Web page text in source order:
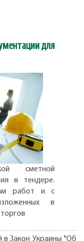
для
сметной
в тендере.
работ и с
в
в Закон Украины "Об